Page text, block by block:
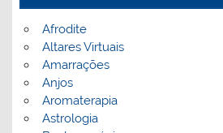
Afrodite
Altares Virtuais
Amarrações
Anjos
Aromaterapia
Astrologia